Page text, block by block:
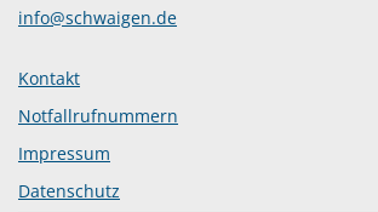
info@schwaigen.de
Kontakt
Notfallrufnummern
Impressum
Datenschutz